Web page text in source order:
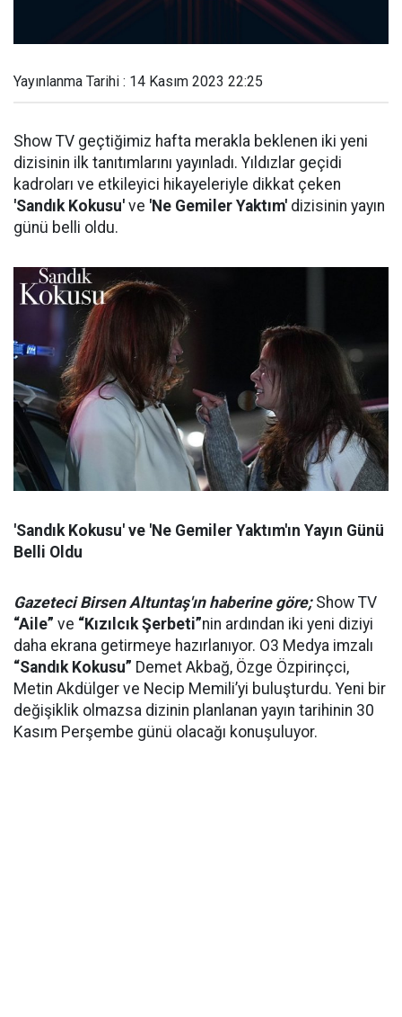
Yayınlanma Tarihi : 14 Kasım 2023 22:25
Show TV geçtiğimiz hafta merakla beklenen iki yeni
dizisinin ilk tanıtımlarını yayınladı. Yıldızlar geçidi
kadroları ve etkileyici hikayeleriyle dikkat çeken
'Sandık Kokusu' ve 'Ne Gemiler Yaktım' dizisinin yayın
günü belli oldu.
'Sandık Kokusu' ve 'Ne Gemiler Yaktım'ın Yayın Günü
Belli Oldu
Gazeteci Birsen Altuntaş'ın haberine göre;Show TV
“Aile” ve “Kızılcık Şerbeti”nin ardından iki yeni diziyi
daha ekrana getirmeye hazırlanıyor. O3 Medya imzalı
“Sandık Kokusu” Demet Akbağ, Özge Özpirinçci,
Metin Akdülger ve Necip Memili’yi buluşturdu. Yeni bir
değişiklik olmazsa dizinin planlanan yayın tarihinin 30
Kasım Perşembe günü olacağı konuşuluyor.